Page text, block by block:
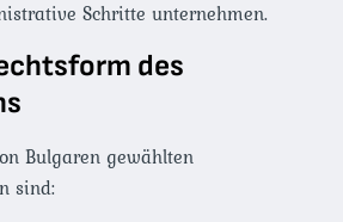
Schritte unternehmen.
des
Bulgaren gewählten
sind: